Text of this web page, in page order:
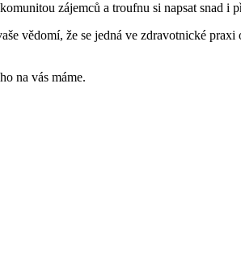
zájemců a troufnu si napsat snad i
vědomí, že se jedná ve zdravotnické
na vás máme.